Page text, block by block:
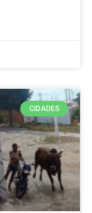
CIDADES